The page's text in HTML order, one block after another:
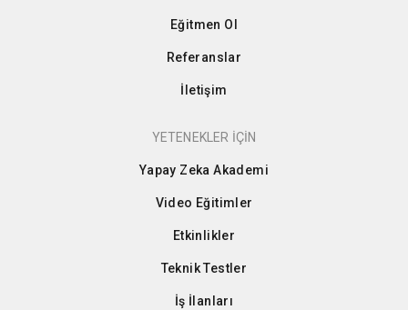
Eğitmen Ol
Referanslar
İletişim
YETENEKLER İÇİN
Yapay Zeka Akademi
Video Eğitimler
Etkinlikler
Teknik Testler
İş İlanları